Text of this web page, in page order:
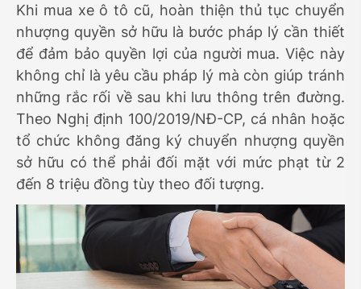
Khi mua xe ô tô cũ, hoàn thiện thủ tục chuyển
nhượng quyền sở hữu là bước pháp lý cần thiết
để đảm bảo quyền lợi của người mua. Việc này
không chỉ là yêu cầu pháp lý mà còn giúp tránh
những rắc rối về sau khi lưu thông trên đường.
Theo Nghị định 100/2019/NĐ-CP, cá nhân hoặc
tổ chức không đăng ký chuyển nhượng quyền
sở hữu có thể phải đối mặt với mức phạt từ 2
đến 8 triệu đồng tùy theo đối tượng.